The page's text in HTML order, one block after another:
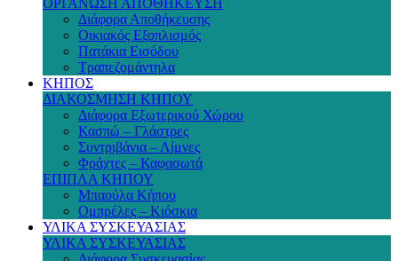
ΟΡΓΑΝΩΣΗ ΑΠΟΘΗΚΕΥΣΗ
Διάφορα Αποθήκευσης
Οικιακός Εξοπλισμός
Πατάκια Εισόδου
Τραπεζομάντηλα
ΚΗΠΟΣ
ΔΙΑΚΟΣΜΗΣΗ ΚΗΠΟΥ
Διάφορα Εξωτερικού Χώρου
Κασπώ – Γλάστρες
Συντριβάνια – Λίμνες
Φράχτες – Καφασωτά
ΕΠΙΠΛΑ ΚΗΠΟΥ
Μπαούλα Κήπου
Ομπρέλες – Κιόσκια
ΥΛΙΚΑ ΣΥΣΚΕΥΑΣΙΑΣ
ΥΛΙΚΑ ΣΥΣΚΕΥΑΣΙΑΣ